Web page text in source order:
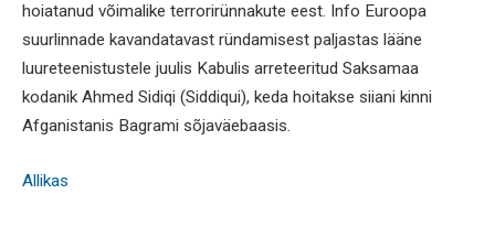
hoiatanud võimalike terrorirünnakute eest. Info Euroopa
suurlinnade kavandatavast ründamisest paljastas lääne
luureteenistustele juulis Kabulis arreteeritud Saksamaa
kodanik Ahmed Sidiqi (Siddiqui), keda hoitakse siiani kinni
Afganistanis Bagrami sõjaväebaasis.
Allikas